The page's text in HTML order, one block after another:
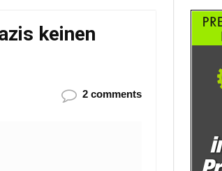
keinen
2 comments